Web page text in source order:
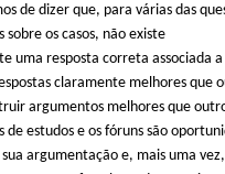
de dizer que, para várias das
sobre os casos, não existe
uma resposta correta associada a
claramente melhores que
argumentos melhores que
de estudos e os fóruns são
argumentação e, mais uma